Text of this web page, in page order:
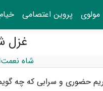
مولوی پروین اعتصامی
غزل
شاه
حضوری و سرابی که چه